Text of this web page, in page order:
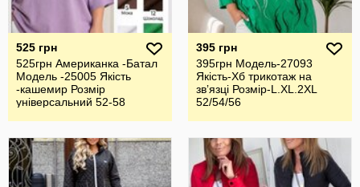
525 грн
525грн Американка -Батал
Модель -25005 Якість
-кашемир Розмір
універсальний 52-58
395 грн
395грн Модель-27093
Якість-Хб трикотаж на
звʼязці Розмір-L.XL.2XL
52/54/56